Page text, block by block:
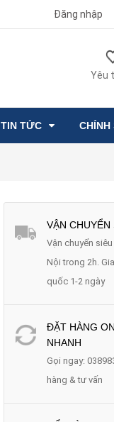
Đăng nhập
Yêu
TIN TỨC CHÍNH
VẬN CHUYỂN
Vận chuyển
Nội trong 2h.
quốc 1-2 ngày
ĐẶT HÀNG
NHANH
Gọi ngay:
hàng & tư vấn